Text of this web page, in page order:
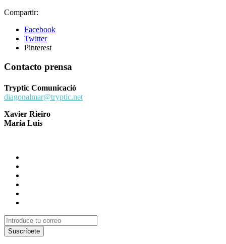
Compartir:
Facebook
Twitter
Pinterest
Contacto prensa
Tryptic Comunicació
diagonalmar@tryptic.net
Xavier Rieiro
María Luis
Suscríbete